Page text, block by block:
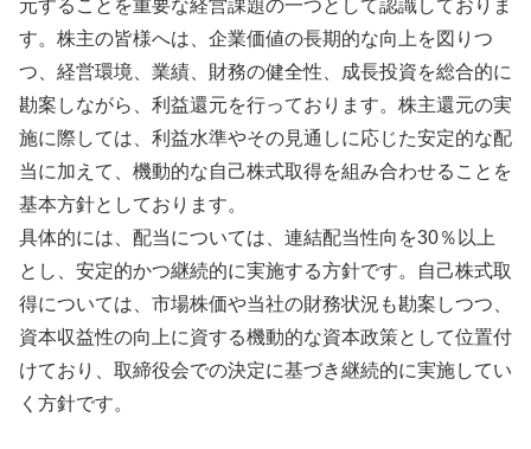
元することを重要な経営課題の一つとして認識しておりま
す。株主の皆様へは、企業価値の長期的な向上を図りつ
つ、経営環境、業績、財務の健全性、成長投資を総合的に
勘案しながら、利益還元を行っております。株主還元の実
施に際しては、利益水準やその見通しに応じた安定的な配
当に加えて、機動的な自己株式取得を組み合わせることを
基本方針としております。
具体的には、配当については、連結配当性向を30％以上
とし、安定的かつ継続的に実施する方針です。自己株式取
得については、市場株価や当社の財務状況も勘案しつつ、
資本収益性の向上に資する機動的な資本政策として位置付
けており、取締役会での決定に基づき継続的に実施してい
く方針です。